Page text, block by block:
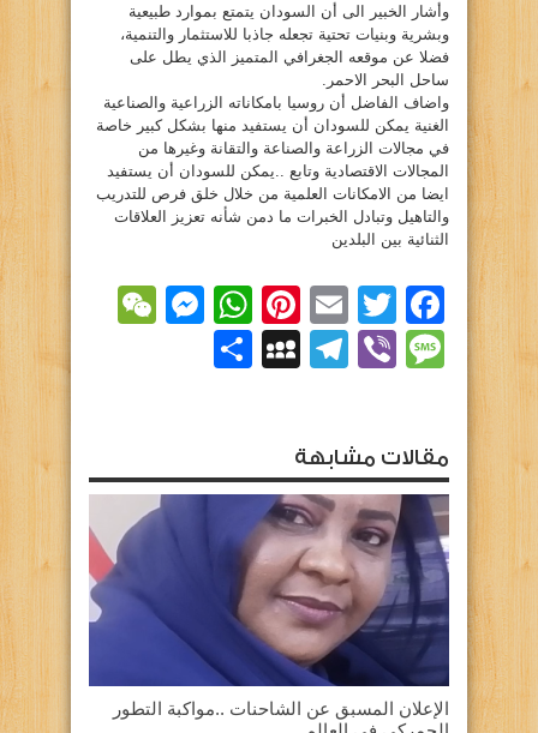
وأشار الخبير الى أن السودان يتمتع بموارد طبيعية
وبشرية وبنيات تحتية تجعله جاذبا للاستثمار والتنمية،
فضلا عن موقعه الجغرافي المتميز الذي يطل على
ساحل البحر الاحمر.
واضاف الفاضل أن روسيا بامكاناته الزراعية والصناعية
الغنية يمكن للسودان أن يستفيد منها بشكل كبير خاصة
في مجالات الزراعة والصناعة والتقانة وغيرها من
المجالات الاقتصادية وتابع ..يمكن للسودان أن يستفيد
ايضا من الامكانات العلمية من خلال خلق فرص للتدريب
والتاهيل وتبادل الخبرات ما دمن شأنه تعزيز العلاقات
الثنائية بين البلدين
Facebook
Twitter
Email
Pinterest
WhatsApp
Message
Viber
Telegram
MySpace
مقالات مشابهة
الإعلان المسبق عن الشاحنات ..مواكبة التطور